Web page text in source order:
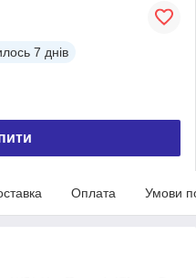
7 днів
Оплата Умови